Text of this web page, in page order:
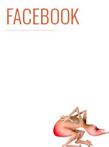
FACEBOOK